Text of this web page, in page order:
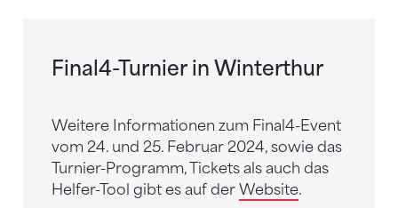
Final4-Turnier in Winterthur
Weitere Informationen zum Final4-Event
vom 24. und 25. Februar 2024, sowie das
Turnier-Programm, Tickets als auch das
Helfer-Tool gibt es auf der Website.